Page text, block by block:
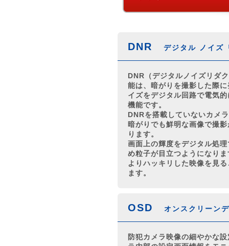
DNR デジタル ノイズ
DNR（デジタルノイズリダ
能は、暗がりを撮影した際
イズをデジタル回路で電気
機能です。
DNRを搭載していないカメ
暗がりでも鮮明な画像で撮
ります。
画面上の輝度をデジタル処
め粒子が目立つようになり
よりハッキリした映像を見
ます。
OSD オンスクリーン
防犯カメラ映像の細やかな